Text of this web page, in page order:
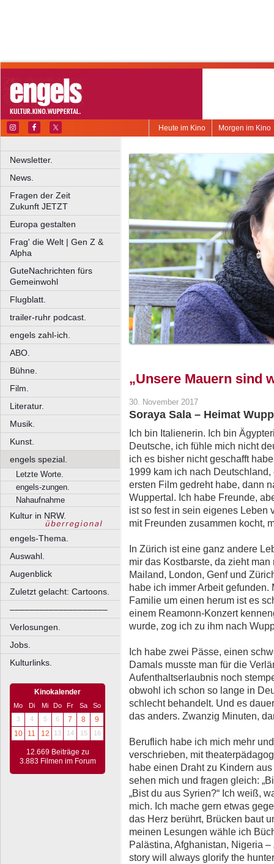
Morgen im Kino
Heute im Kino
Newsletter.
News.
Fragen der Zeit
Zukunft JETZT
Europa gestalten
Frag' die Welt | Gen Z &
Alpha
GuteNachrichten fürs
Gemeinwohl
Flugblatt.
trailer-ruhr podcast.
engels zahl-ich.
ABO.
Bühne.
Film.
Literatur.
Musik.
Kunst.
engels spezial.
Letzte Worte.
engels-zungen.
Nahaufnahme
Kultur in NRW.
engels-Thema.
Auswahl.
Augenblick
Zuletzt gelacht: Cartoons.
––––––––––––––––––––
Verlosungen.
Jobs.
Kulturlinks.
Kinokalender
Mo Di Mi Do Fr Sa
So
3
4 5 6 7 8
9
10
11 12 13 14 15 16
12.669 Beiträge zu
3.883 Filmen im Forum
„Unsere Mauern sind
30. November 2017
Soraya Sala – Heimat
Ich bin Italienerin. Ich bin
Deutsche, ich fühle mich nicht
ich es bisher nicht geschafft
1999 kam ich nach
ersten Film gedreht habe, dann
Wuppertal. Ich habe Freunde,
ist so fest in sein eigenes Leben
mit Freunden zusammen kocht,
In Zürich ist eine ganz andere
mir das Kostbarste, da zieht
Mailand, London, Genf und
habe ich immer Arbeit
Familie um einen herum ist es
einem Reamonn-Konzert
wurde, zog ich zu ihm nach
Ich habe zwei Pässe, einen
Damals musste man für die
Aufenthaltserlaubnis noch
obwohl ich schon so lange in
schlecht behandelt. Und es
das anders. Zwanzig Minuten,
Beruflich habe ich mich mehr
verschrieben, mit
habe einen Draht zu Kindern
sehen mich und fragen gleich:
„Bist du aus Syrien?“ Ich weiß,
mich. Ich mache gern etwas
das Herz berührt, Brücken baut
meinen Lesungen wähle ich
Palästina, Afghanistan, Nigeria
story will always glorify the